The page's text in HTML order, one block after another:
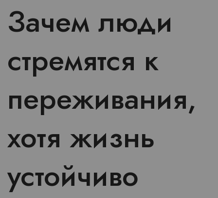
Зачем люди
стремятся к
переживания,
хотя жизнь
устойчиво